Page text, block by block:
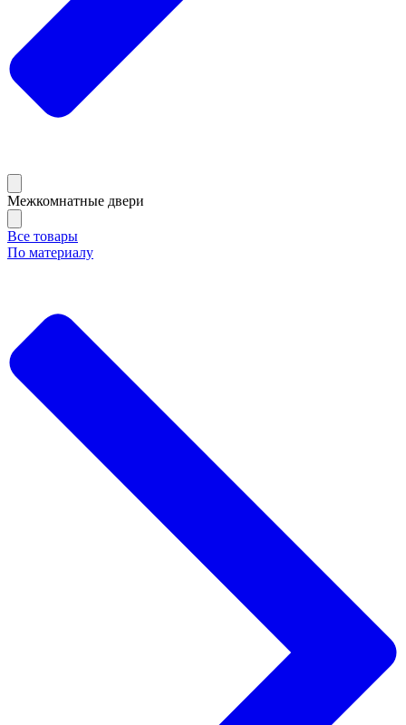
Межкомнатные двери
Все товары
По материалу